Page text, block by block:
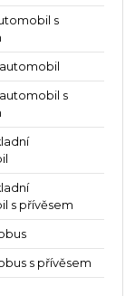
s
s
s přívěsem
s přívěsem